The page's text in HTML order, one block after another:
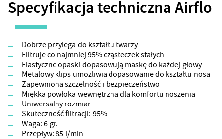
Specyfikacja techniczna Airflo
Dobrze przylega do kształtu twarzy
Filtruje co najmniej 95% cząsteczek stałych
Elastyczne opaski dopasowują maskę do każdej głowy
Metalowy klips umożliwia dopasowanie do kształtu nosa
Zapewniona szczelność i bezpieczeństwo
Miękka powłoka wewnętrzna dla komfortu noszenia
Uniwersalny rozmiar
Skuteczność filtracji: 95%
Waga: 6 gr.
Przepływ: 85 l/min